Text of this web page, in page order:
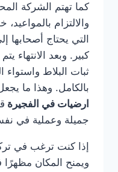
كما تهتم الشركة
والالتزام
التي يحتاج أصحابها
كبير. وبعد الانتهاء
ثبات البلاط
بالكامل. وهذا ما يجعل
ارضيات في الفجيرة
جميلة وعملية في
إذا كنت ترغب في
ويمنح المكان